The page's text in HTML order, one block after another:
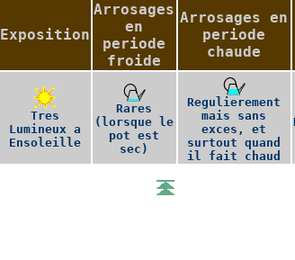
Exposition
Arrosages
en
periode
froide
Arrosages en
periode
chaude
Tres
Lumineux a
Ensoleille
Rares
(lorsque le
pot est
sec)
Regulierement
mais sans
exces, et
surtout quand
il fait chaud